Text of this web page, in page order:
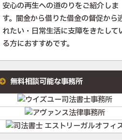
安心の再生への道のりをご紹介しま
す。闇金から借りた借金の督促から
れたい・日常生活に支障をきたして
る方におすすめです。
無料相談可能な事務所